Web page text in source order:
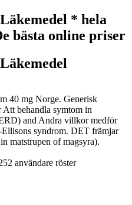
* hela
bästa online priser
40 mg Norge. Generisk
behandla symtom in
and Andra villkor medför
syndrom. DET främjar
matstrupen of magsyra).
användare röster